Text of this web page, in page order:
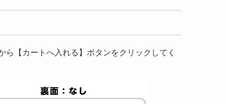
【カートへ入れる】ボタンをクリックしてく